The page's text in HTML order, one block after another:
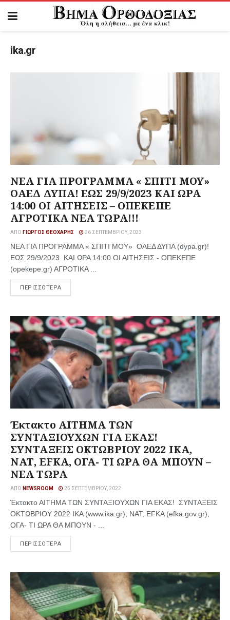
ika.gr
ΝΕΑ ΓΙΑ ΠΡΟΓΡΑΜΜΑ « ΣΠΙΤΙ ΜΟΥ»
ΟΑΕΔ ΔΥΠΑ! ΕΩΣ 29/9/2023 ΚΑΙ ΩΡΑ
14:00 ΟΙ ΑΙΤΗΣΕΙΣ – ΟΠΕΚΕΠΕ
ΑΓΡΟΤΙΚΑ ΝΕΑ ΤΩΡΑ!!!
ΑΠΌ ΓΙΏΡΓΟΣ ΘΕΟΧΆΡΗΣ 26 ΣΕΠΤΕΜΒΡΊΟΥ, 2023
ΝΕΑ ΓΙΑ ΠΡΟΓΡΑΜΜΑ « ΣΠΙΤΙ ΜΟΥ» ΟΑΕΔ ΔΥΠΑ (dypa.gr)!
ΕΩΣ 29/9/2023 ΚΑΙ ΩΡΑ 14:00 ΟΙ ΑΙΤΗΣΕΙΣ - ΟΠΕΚΕΠΕ
(opekepe.gr) ΑΓΡΟΤΙΚΑ ...
ΠΕΡΙΣΣΟΤΕΡΑ
Έκτακτο ΑΙΤΗΜΑ ΤΩΝ
ΣΥΝΤΑΞΙΟΥΧΩΝ ΓΙΑ ΕΚΑΣ!
ΣΥΝΤΑΞΕΙΣ ΟΚΤΩΒΡΙΟΥ 2022 ΙΚΑ,
ΝΑΤ, EFKA, ΟΓΑ- ΤΙ ΩΡΑ ΘΑ ΜΠΟΥΝ –
ΝΕΑ ΤΩΡΑ
ΑΠΌ NEWSROOM 25 ΣΕΠΤΕΜΒΡΊΟΥ, 2022
Έκτακτο ΑΙΤΗΜΑ ΤΩΝ ΣΥΝΤΑΞΙΟΥΧΩΝ ΓΙΑ ΕΚΑΣ! ΣΥΝΤΑΞΕΙΣ
ΟΚΤΩΒΡΙΟΥ 2022 ΙΚΑ (www.ika.gr), ΝΑΤ, EFKA (efka.gov.gr),
ΟΓΑ- ΤΙ ΩΡΑ ΘΑ ΜΠΟΥΝ - ...
ΠΕΡΙΣΣΟΤΕΡΑ